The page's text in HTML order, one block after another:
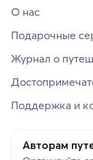
О нас
Подарочные
Журнал о
Поддержка и
Авторам